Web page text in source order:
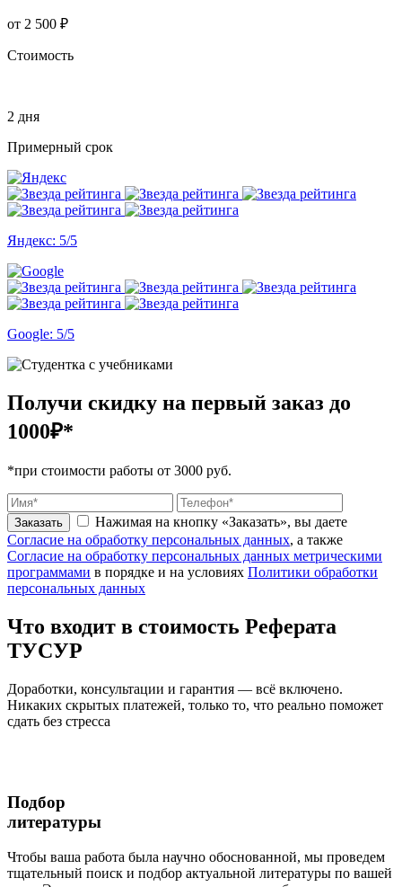
от 2 500 ₽
Стоимость
2 дня
Примерный срок
Яндекс: 5/5
Google: 5/5
Получи скидку на первый заказ до
1000₽*
*при стоимости работы от 3000 руб.
Заказать
Нажимая на кнопку «Заказать», вы даете
Согласие на обработку персональных данных, а также
Согласие на обработку персональных данных метрическими
программами в порядке и на условиях Политики обработки
персональных данных
Что входит в стоимость Реферата
ТУСУР
Доработки, консультации и гарантия — всё включено.
Никаких скрытых платежей, только то, что реально поможет
сдать без стресса
Подбор
литературы
Чтобы ваша работа была научно обоснованной, мы проведем
тщательный поиск и подбор актуальной литературы по вашей